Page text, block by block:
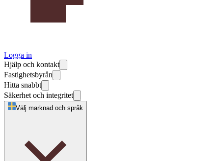
Logga in
Hjälp och kontakt
Fastighetsbyrån
Hitta snabbt
Säkerhet och integritet
Välj marknad och språk